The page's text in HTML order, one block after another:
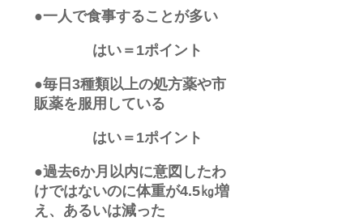
●一人で食事することが多い
はい＝1ポイント
●毎日3種類以上の処方薬や市
販薬を服用している
はい＝1ポイント
●過去6か月以内に意図したわ
けではないのに体重が4.5㎏増
え、あるいは減った